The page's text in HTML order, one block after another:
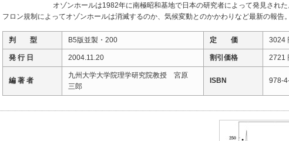
オゾンホールは1982年に南極昭和基地で日本の研究者によって発見され
フロン規制によってオゾンホールは消滅するのか、気候変動とのかかわりなど最新の報告。
判 型 B5版並製・200 定 価 3024
発 行 日 2004.11.20 割引価格 2721
編 著 者
九州大学大学院理学研究院教授 宮原
三郎
ISBN 978-